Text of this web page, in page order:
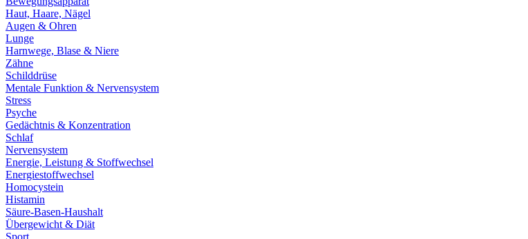
Haut, Haare, Nägel
Augen & Ohren
Lunge
Harnwege, Blase & Niere
Zähne
Schilddrüse
Mentale Funktion & Nervensystem
Stress
Psyche
Gedächtnis & Konzentration
Schlaf
Nervensystem
Energie, Leistung & Stoffwechsel
Energiestoffwechsel
Homocystein
Histamin
Säure-Basen-Haushalt
Übergewicht & Diät